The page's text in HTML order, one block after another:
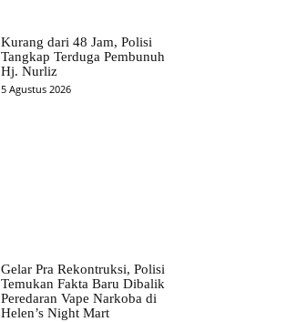
Kurang dari 48 Jam, Polisi
Tangkap Terduga Pembunuh
Hj. Nurliz
5 Agustus 2026
Gelar Pra Rekontruksi, Polisi
Temukan Fakta Baru Dibalik
Peredaran Vape Narkoba di
Helen’s Night Mart